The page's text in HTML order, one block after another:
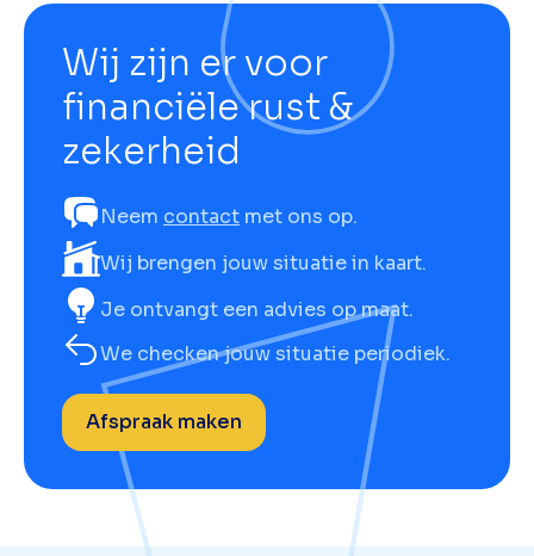
Wij zijn er voor
financiële rust &
zekerheid
Neem contact met ons op.
Wij brengen jouw situatie in kaart.
Je ontvangt een advies op maat.
We checken jouw situatie periodiek.
Afspraak maken